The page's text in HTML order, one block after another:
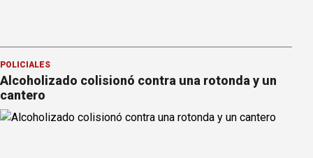
POLICIALES
Alcoholizado colisionó contra una rotonda y un
cantero